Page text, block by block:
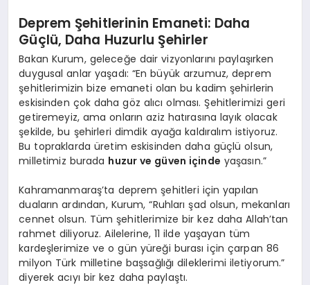
Deprem Şehitlerinin Emaneti: Daha
Güçlü, Daha Huzurlu Şehirler
Bakan Kurum, geleceğe dair vizyonlarını paylaşırken
duygusal anlar yaşadı: “En büyük arzumuz, deprem
şehitlerimizin bize emaneti olan bu kadim şehirlerin
eskisinden çok daha göz alıcı olması. Şehitlerimizi geri
getiremeyiz, ama onların aziz hatırasına layık olacak
şekilde, bu şehirleri dimdik ayağa kaldıralım istiyoruz.
Bu topraklarda üretim eskisinden daha güçlü olsun,
milletimiz burada huzur ve güven içinde yaşasın.”
Kahramanmaraş’ta deprem şehitleri için yapılan
duaların ardından, Kurum, “Ruhları şad olsun, mekanları
cennet olsun. Tüm şehitlerimize bir kez daha Allah’tan
rahmet diliyoruz. Ailelerine, 11 ilde yaşayan tüm
kardeşlerimize ve o gün yüreği burası için çarpan 86
milyon Türk milletine başsağlığı dileklerimi iletiyorum.”
diyerek acıyı bir kez daha paylaştı.